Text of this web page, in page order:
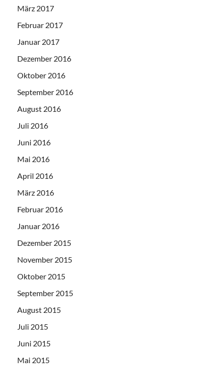
März 2017
Februar 2017
Januar 2017
Dezember 2016
Oktober 2016
September 2016
August 2016
Juli 2016
Juni 2016
Mai 2016
April 2016
März 2016
Februar 2016
Januar 2016
Dezember 2015
November 2015
Oktober 2015
September 2015
August 2015
Juli 2015
Juni 2015
Mai 2015